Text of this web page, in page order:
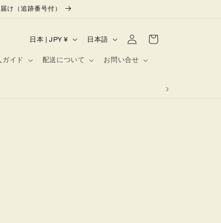
（追跡番号付）
ガイド 配送について お問い合せ
国
地
日本 | JPY ¥
言
日本語
グ
イ
ン
ー